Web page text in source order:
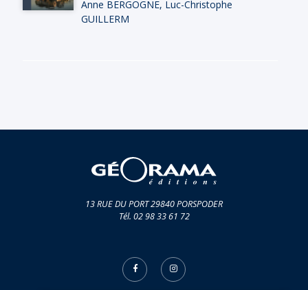
Anne BERGOGNE, Luc-Christophe
GUILLERM
13 RUE DU PORT 29840 PORSPODER
Tél. 02 98 33 61 72